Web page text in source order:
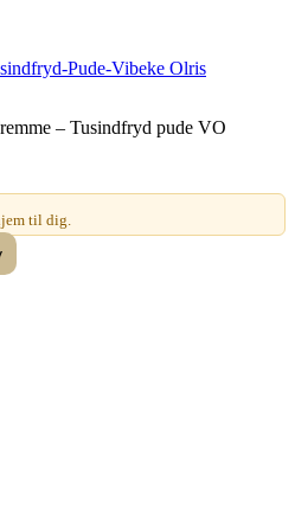
– Tusindfryd pude VO
til dig.